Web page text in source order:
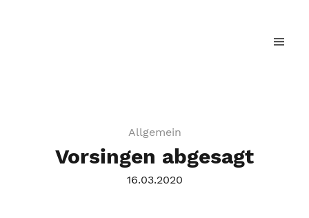
Allgemein
Vorsingen abgesagt
16.03.2020